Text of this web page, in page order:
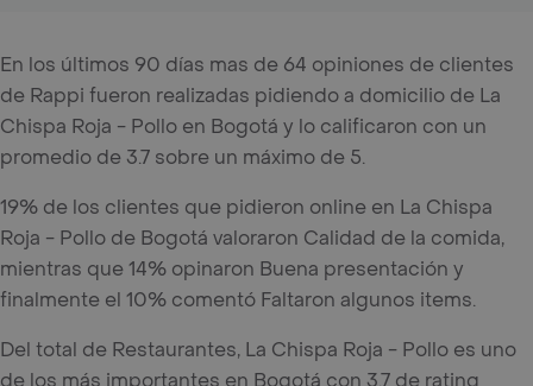
En los últimos 90 días mas de 64 opiniones de clientes
de Rappi fueron realizadas pidiendo a domicilio de La
Chispa Roja - Pollo en Bogotá y lo calificaron con un
promedio de 3.7 sobre un máximo de 5.
19% de los clientes que pidieron online en La Chispa
Roja - Pollo de Bogotá valoraron Calidad de la comida,
mientras que 14% opinaron Buena presentación y
finalmente el 10% comentó Faltaron algunos items.
Del total de Restaurantes, La Chispa Roja - Pollo es uno
de los más importantes en Bogotá con 3.7 de rating